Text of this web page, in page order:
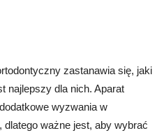
zastanawia się, jaki
najlepszy dla nich. Aparat
wyzwania w
ważne jest, aby wybrać